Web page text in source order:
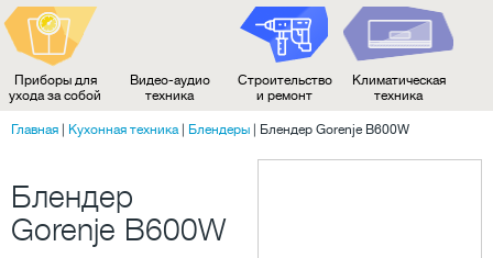
Приборы для
ухода за собой
Видео-аудио
техника
Строительство
и ремонт
Климатическая
техника
Главная Кухонная техника| Блендеры Блендер Gorenje B600W
Блендер
Gorenje B600W